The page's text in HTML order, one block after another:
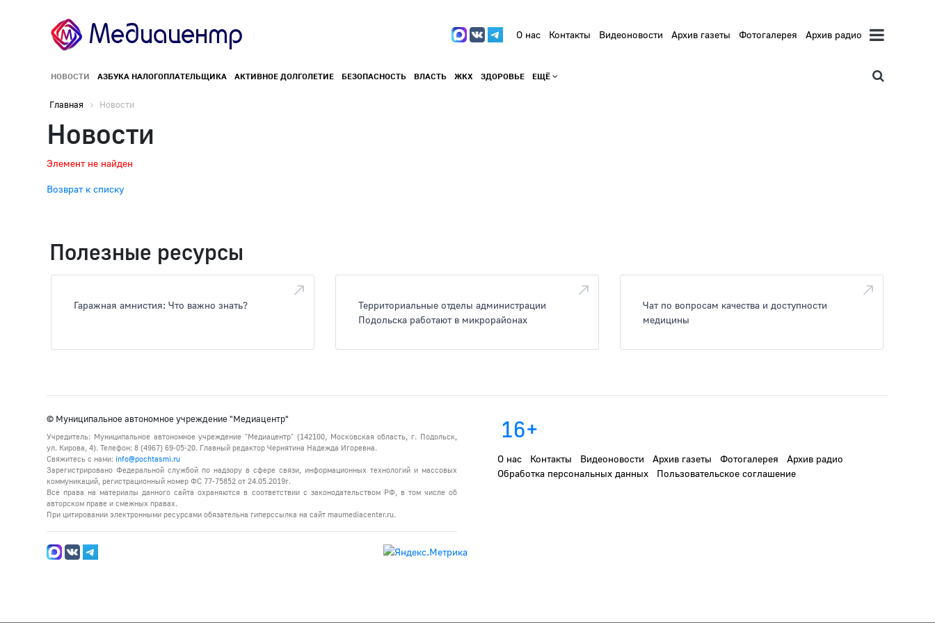
О нас Контакты Видеоновости Архив газеты Фотогалерея Архив радио
НОВОСТИ АЗБУКА НАЛОГОПЛАТЕЛЬЩИКА АКТИВНОЕ ДОЛГОЛЕТИЕ БЕЗОПАСНОСТЬ ВЛАСТЬ ЖКХ ЗДОРОВЬЕ ЕЩЁ
Главная Новости
Новости
Элемент не найден
Возврат к списку
Полезные ресурсы
Гаражная амнистия: Что важно знать?
Территориальные отделы администрации
Подольска работают в микрорайонах
Чат по вопросам качества и доступности
медицины
© Муниципальное автономное учреждение "Медиацентр"
Учредитель: Муниципальное автономное учреждение "Медиацентр" (142100, Московская область, г. Подольск,
ул. Кирова, 4). Телефон: 8 (4967) 69-05-20. Главный редактор Чернятина Надежда Игоревна.
Свяжитесь с нами: info@pochtasmi.ru
Зарегистрировано Федеральной службой по надзору в сфере связи, информационных технологий и массовых
коммуникаций, регистрационный номер ФС 77-75852 от 24.05.2019г.
Все права на материалы данного сайта охраняются в соответствии с законодательством РФ, в том числе об
авторском праве и смежных правах.
При цитировании электронными ресурсами обязательна гиперссылка на сайт maumediacenter.ru.
16+
О нас Контакты Видеоновости Архив газеты Фотогалерея
Архив радио
Обработка персональных данных
Пользовательское соглашение